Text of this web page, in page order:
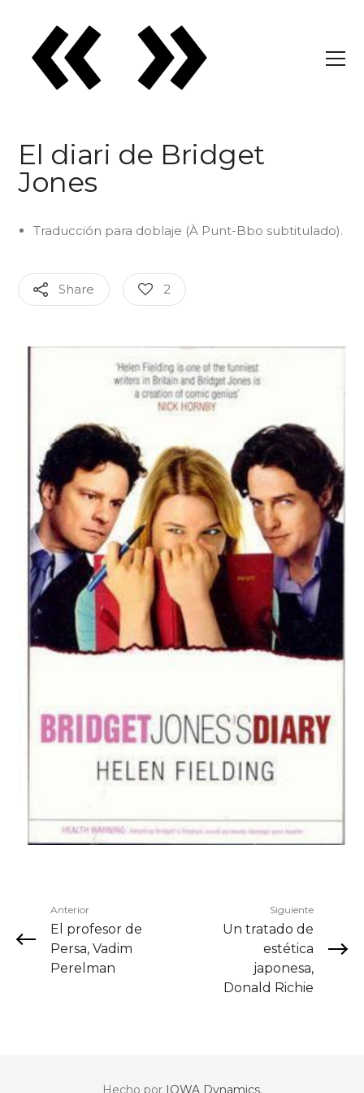
El diari de Bridget
Jones
Traducción para doblaje (À Punt-Bbo subtitulado).
Share 2
Anterior
El profesor de
Persa, Vadim
Perelman
Siguiente
Un tratado de
estética
japonesa,
Donald Richie
Hecho por IOWA Dynamics.